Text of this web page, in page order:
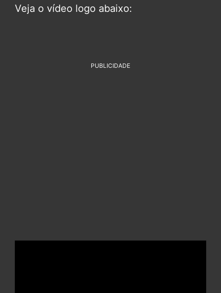
Veja o vídeo logo abaixo:
PUBLICIDADE